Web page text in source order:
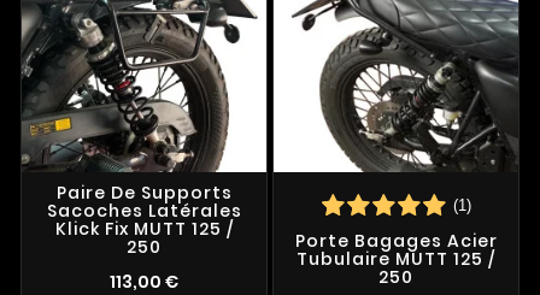
Paire De Supports
Sacoches Latérales
Klick Fix MUTT 125 /
250
113,00 €
(1)
Porte Bagages Acier
Tubulaire MUTT 125 /
250